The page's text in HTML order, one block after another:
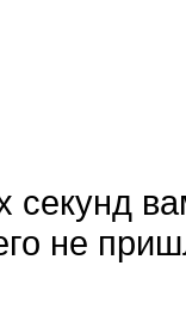
секунд
не